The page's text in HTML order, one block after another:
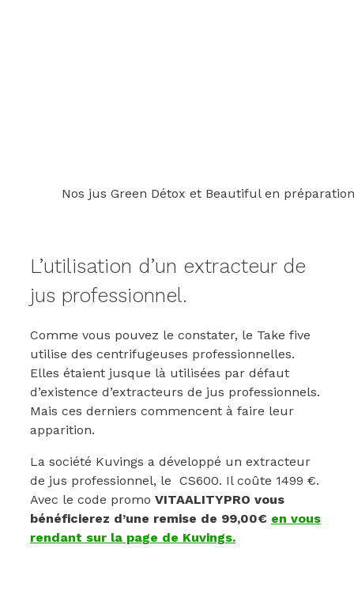
Nos jus Green Détox et Beautiful en
L’utilisation d’un extracteur de
jus professionnel.
Comme vous pouvez le constater, le Take five
utilise des centrifugeuses professionnelles.
Elles étaient jusque là utilisées par défaut
d’existence d’extracteurs de jus professionnels.
Mais ces derniers commencent à faire leur
apparition.
La société Kuvings a développé un extracteur
de jus professionnel, le CS600. Il coûte 1499 €.
Avec le code promo VITAALITYPRO vous
bénéficierez d’une remise de 99,00€ en vous
rendant sur la page de Kuvings.